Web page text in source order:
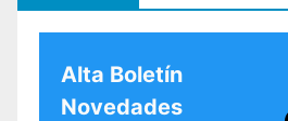
Alta Boletín
Novedades